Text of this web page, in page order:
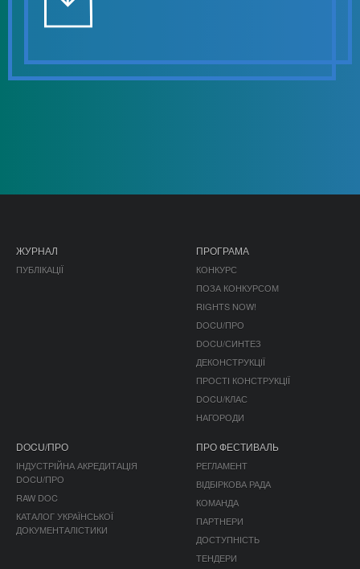
ЖУРНАЛ
ПУБЛІКАЦІЇ
ПРОГРАМА
КОНКУРС
ПОЗА КОНКУРСОМ
RIGHTS NOW!
DOCU/ПРО
DOCU/СИНТЕЗ
ДЕКОНСТРУКЦІЇ
ПРОСТІ КОНСТРУКЦІЇ
DOCU/КЛАС
НАГОРОДИ
DOCU/ПРО
ІНДУСТРІЙНА АКРЕДИТАЦІЯ
DOCU/ПРО
RAW DOC
КАТАЛОГ УКРАЇНСЬКОЇ
ДОКУМЕНТАЛІСТИКИ
ПРО ФЕСТИВАЛЬ
РЕГЛАМЕНТ
ВІДБІРКОВА РАДА
КОМАНДА
ПАРТНЕРИ
ДОСТУПНІСТЬ
ТЕНДЕРИ